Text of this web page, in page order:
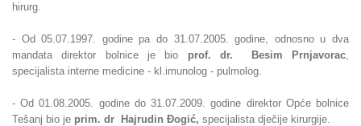
hirurg.
- Od 05.07.1997. godine pa do 31.07.2005. godine, odnosno u dva
mandatadirektor bolnice je bio prof. dr. Besim Prnjavorac,
specijalista interne medicine - kl.imunolog - pulmolog.
- Od 01.08.2005. godine do 31.07.2009. godine direktor Opće bolnice
Tešanj bio je prim. dr Hajrudin Ðogić, specijalista dječije kirurgije.